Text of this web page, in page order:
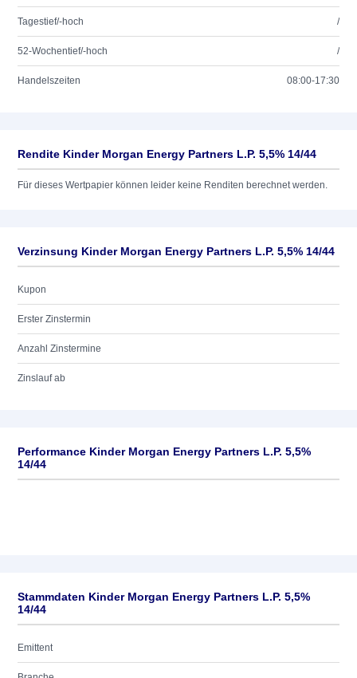
Tagestief/-hoch /
52-Wochentief/-hoch /
Handelszeiten 08:00-17:30
Rendite Kinder Morgan Energy Partners L.P. 5,5% 14/44
Für dieses Wertpapier können leider keine Renditen berechnet werden.
Verzinsung Kinder Morgan Energy Partners L.P. 5,5% 14/44
Kupon
Erster Zinstermin
Anzahl Zinstermine
Zinslauf ab
Performance Kinder Morgan Energy Partners L.P. 5,5%
14/44
Stammdaten Kinder Morgan Energy Partners L.P. 5,5%
14/44
Emittent